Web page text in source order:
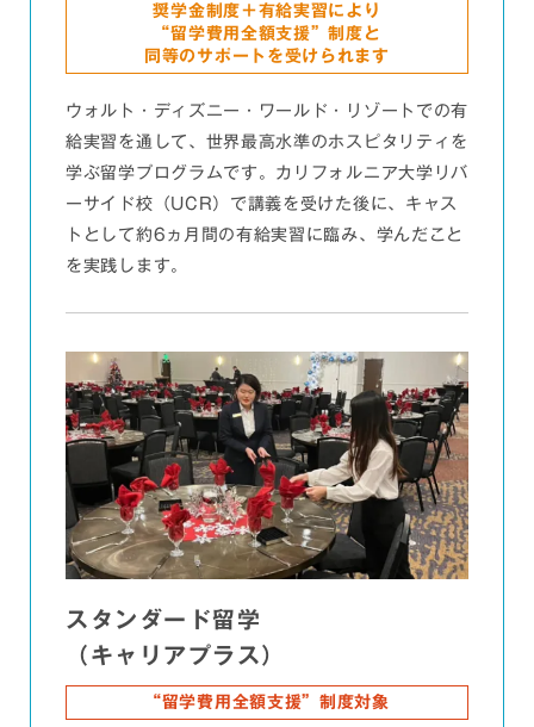
奨学金制度＋有給実習により
“留学費用全額支援”制度と
同等のサポートを受けられます
ウォルト・ディズニー・ワールド・リゾートでの有
給実習を通して、世界最高水準のホスピタリティを
学ぶ留学プログラムです。カリフォルニア大学リバ
ーサイド校（UCR）で講義を受けた後に、キャス
トとして約6ヵ月間の有給実習に臨み、学んだこと
を実践します。
スタンダード留学
（キャリアプラス）
“留学費用全額支援”制度対象